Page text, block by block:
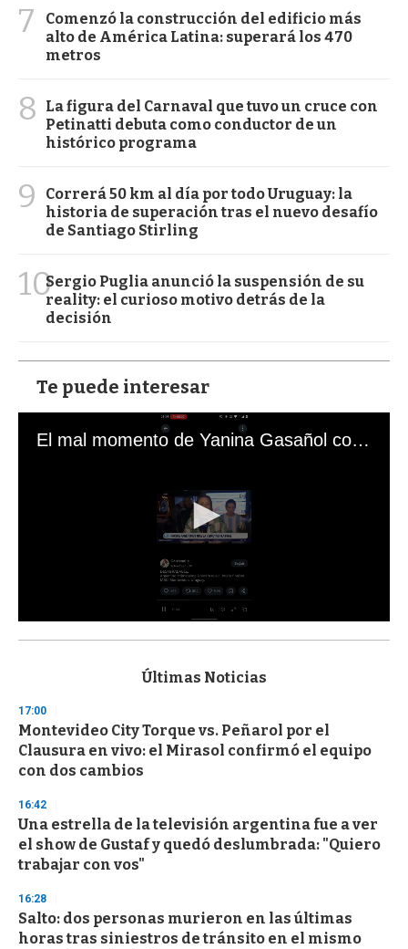
7
Comenzó la construcción del edificio más
alto de América Latina: superará los 470
metros
8
La figura del Carnaval que tuvo un cruce con
Petinatti debuta como conductor de un
histórico programa
9
Correrá 50 km al día por todo Uruguay: la
historia de superación tras el nuevo desafío
de Santiago Stirling
10Sergio Puglia anunció la suspensión de su
reality: el curioso motivo detrás de la
decisión
Te puede interesar
El mal momento de Yanina Gasañol con un hincha argentino en "Subrayado"
s
d
s
o
f
3
s
e
c
o
n
Últimas Noticias
17:00
Montevideo City Torque vs. Peñarol por el
Clausura en vivo: el Mirasol confirmó el equipo
con dos cambios
16:42
Una estrella de la televisión argentina fue a ver
el show de Gustaf y quedó deslumbrada: "Quiero
trabajar con vos"
16:28
Salto: dos personas murieron en las últimas
horas tras siniestros de tránsito en el mismo